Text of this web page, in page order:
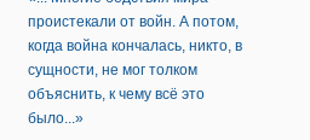
проистекали от войн. А потом,
когда война кончалась, никто, в
сущности, не мог толком
объяснить, к чему всё это
было...»